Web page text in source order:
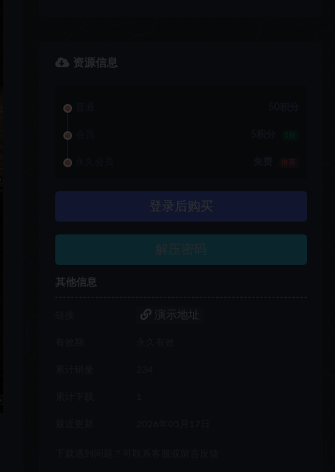
资源信息
推荐
登录后购买
解压密码
其他信息
演示地址